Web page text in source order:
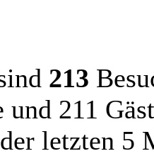
213
und 211
letzten 5